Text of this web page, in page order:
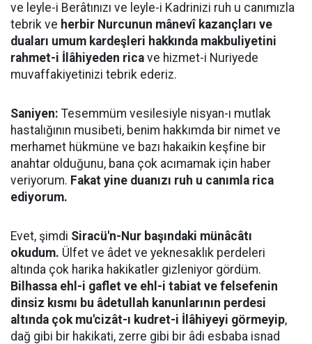
ve leyle-i Berâtınızı ve leyle-i Kadrinizi ruh u canımızla
tebrik ve herbir Nurcunun mânevî kazançları ve
duaları umum kardeşleri hakkında makbuliyetini
rahmet-i İlâhiyeden rica ve hizmet-i Nuriyede
muvaffakiyetinizi tebrik ederiz.
Saniyen: Tesemmüm vesilesiyle nisyan-ı mutlak
hastalığının musibeti, benim hakkımda bir nimet ve
merhamet hükmüne ve bazı hakaikin keşfine bir
anahtar olduğunu, bana çok acımamak için haber
veriyorum. Fakat yine duanızı ruh u canımla rica
ediyorum.
Evet, şimdi Siracü'n-Nur başındaki münâcâtı
okudum. Ülfet ve âdet ve yeknesaklık perdeleri
altında çok harika hakikatler gizleniyor gördüm.
Bilhassa ehl-i gaflet ve ehl-i tabiat ve felsefenin
dinsiz kısmı bu âdetullah kanunlarının perdesi
altında çok mu'cizât-ı kudret-i İlâhiyeyi görmeyip,
dağ gibi bir hakikati, zerre gibi bir âdi esbaba isnad